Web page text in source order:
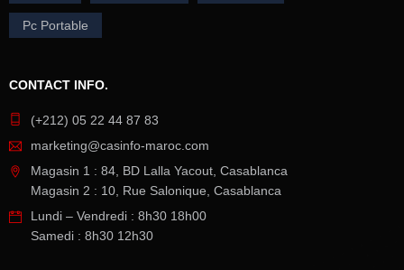
Pc Portable
CONTACT INFO.
(+212) 05 22 44 87 83
marketing@casinfo-maroc.com
Magasin 1 : 84, BD Lalla Yacout, Casablanca
Magasin 2 : 10, Rue Salonique, Casablanca
Lundi – Vendredi : 8h30 18h00
Samedi : 8h30 12h30